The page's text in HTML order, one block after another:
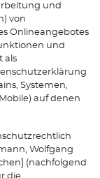
und
von
Onlineangebotes
und
als
Systemen,
auf denen
Wolfgang
(nachfolgend
die